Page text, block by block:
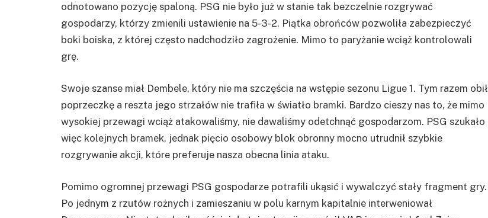
odnotowano pozycję spaloną. PSG nie było już w stanie tak bezczelnie rozgrywać
gospodarzy, którzy zmienili ustawienie na 5-3-2. Piątka obrońców pozwoliła zabezpieczyć
boki boiska, z której często nadchodziło zagrożenie. Mimo to paryżanie wciąż kontrolowali
grę.
Swoje szanse miał Dembele, który nie ma szczęścia na wstępie sezonu Ligue 1. Tym razem obił
poprzeczkę a reszta jego strzałów nie trafiła w światło bramki. Bardzo cieszy nas to, że mimo
wysokiej przewagi wciąż atakowaliśmy, nie dawaliśmy odetchnąć gospodarzom. PSG szukało
więc kolejnych bramek, jednak pięcio osobowy blok obronny mocno utrudnił szybkie
rozgrywanie akcji, które preferuje nasza obecna linia ataku.
Pomimo ogromnej przewagi PSG gospodarze potrafili ukąsić i wywalczyć stały fragment gry.
Po jednym z rzutów rożnych i zamieszaniu w polu karnym kapitalnie interweniował